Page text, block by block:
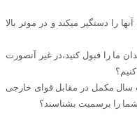
را دستگیر میکند و در موتر بالا
ما را قبول کنید،در غیر آنصورت
سال مکمل در مقابل قوای خارجی
شما را برسمیت بشناسند؟